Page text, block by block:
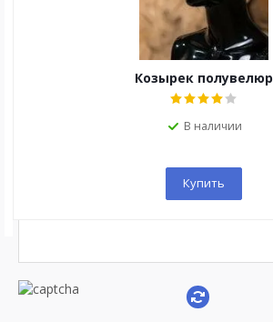
Козырек полувелюр
В наличии
Купить